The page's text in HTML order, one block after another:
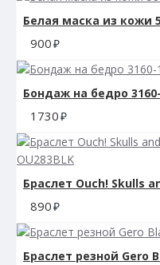
900
Бондаж на бедро
1730
890